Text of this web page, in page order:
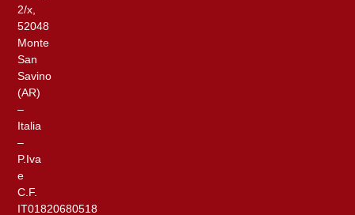
2/x,
52048
Monte
San
Savino
(AR)
–
Italia
–
P.Iva
e
C.F.
IT01820680518